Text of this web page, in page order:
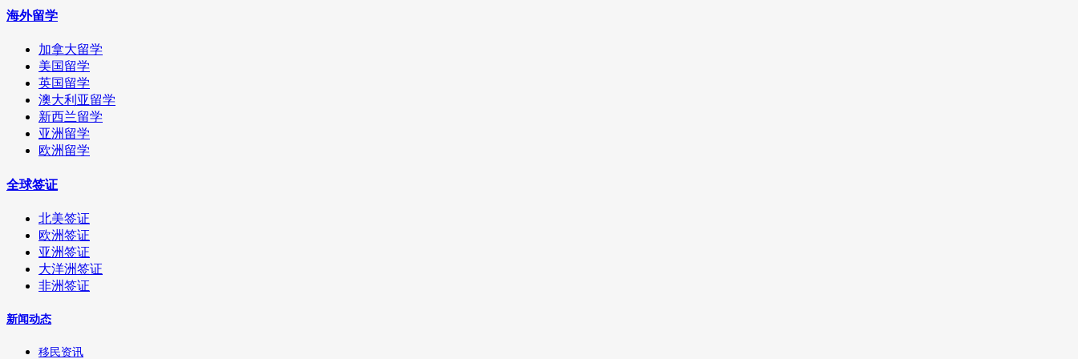
海外留学
加拿大留学
美国留学
英国留学
澳大利亚留学
新西兰留学
亚洲留学
欧洲留学
全球签证
北美签证
欧洲签证
亚洲签证
大洋洲签证
非洲签证
新闻动态
移民资讯